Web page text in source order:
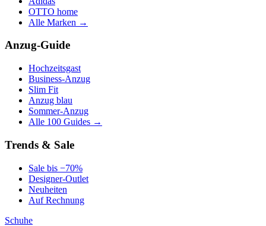
OTTO home
Alle Marken →
Anzug-Guide
Hochzeitsgast
Business-Anzug
Slim Fit
Anzug blau
Sommer-Anzug
Alle 100 Guides →
Trends & Sale
Sale bis −70%
Designer-Outlet
Neuheiten
Auf Rechnung
Schuhe